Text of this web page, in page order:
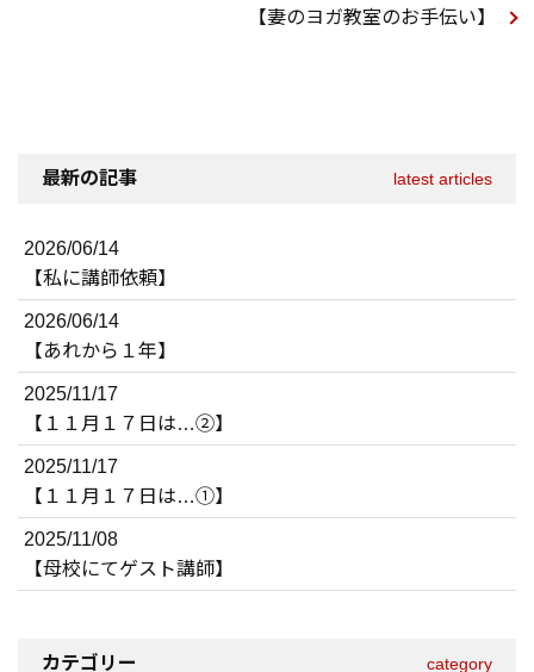
【妻のヨガ教室のお手伝い】
最新の記事 latest articles
2026/06/14
【私に講師依頼】
2026/06/14
【あれから１年】
2025/11/17
【１１月１７日は…②】
2025/11/17
【１１月１７日は…①】
2025/11/08
【母校にてゲスト講師】
カテゴリー category